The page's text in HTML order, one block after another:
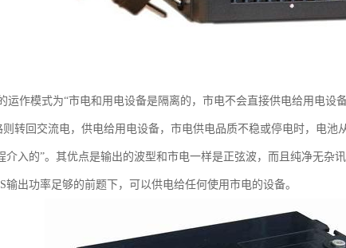
运作模式为“市电和用电设备是隔离的，市电不会直接供电给用电设
转回交流电，供电给用电设备，市电供电品质不稳或停电时，电池
介入的”。其优点是输出的波型和市电一样是正弦波，而且纯净无杂
输出功率足够的前题下，可以供电给任何使用市电的设备。